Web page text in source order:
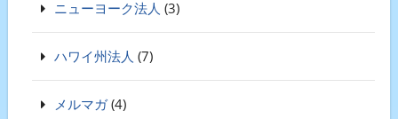
ニューヨーク法人 (3)
ハワイ州法人 (7)
メルマガ (4)